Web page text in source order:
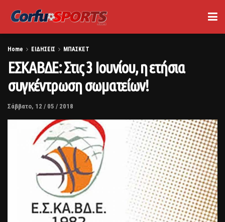
Home ΕΙΔΗΣΕΙΣ ΜΠΑΣΚΕΤ
ΕΣΚΑΒΔΕ: Στις 3 Ιουνίου, η ετήσια
συγκέντρωση σωματείων!
Σάββατο, 12 / 05 / 2018